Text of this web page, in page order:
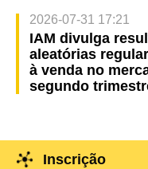
2026-07-31 17:21
IAM divulga
aleatórias
à venda no
segundo
Inscrição